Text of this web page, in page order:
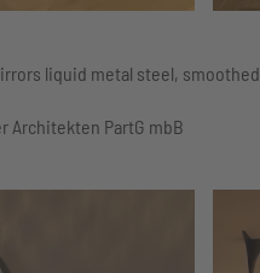
liquid metal steel, smoothed
PartG mbB